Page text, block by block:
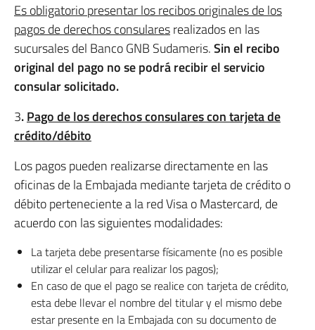
Es obligatorio presentar los recibos originales de los
pagos de derechos consularesrealizados en las
sucursales del Banco GNB Sudameris.Sin el recibo
original del pago no se podrá recibir el servicio
consular solicitado.
3.Pago de los derechos consulares con tarjeta de
crédito/débito
Los pagos pueden realizarse directamente en las
oficinas de la Embajada mediante tarjeta de crédito o
débito perteneciente a la red Visa o Mastercard, de
acuerdo con las siguientes modalidades:
La tarjeta debe presentarse físicamente (no es posible
utilizar el celular para realizar los pagos);
En caso de que el pago se realice con tarjeta de crédito,
esta debe llevar el nombre del titular y el mismo debe
estar presente en la Embajada con su documento de